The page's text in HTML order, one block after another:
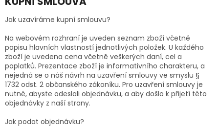
Jak uzavíráme kupní smlouvu?
Na webovém rozhraní je uveden seznam zboží včetně
popisu hlavních vlastností jednotlivých položek. U každého
zboží je uvedena cena včetně veškerých daní, cel a
poplatků. Prezentace zboží je informativního charakteru, a
nejedná se o náš návrh na uzavření smlouvy ve smyslu §
1732 odst. 2 občanského zákoníku. Pro uzavření smlouvy je
nutné, abyste odeslali objednávku, a aby došlo k přijetí této
objednávky z naší strany.
Jak podat objednávku?